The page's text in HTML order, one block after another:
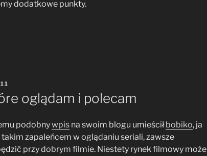
dodatkowe punkty.
oglądam i polecam
podobnywpis na swoim blogu umieścił bobiko, ja
takim zapaleńcem w oglądaniu seriali, zawsze
przy dobrym filmie. Niestety rynek filmowy może